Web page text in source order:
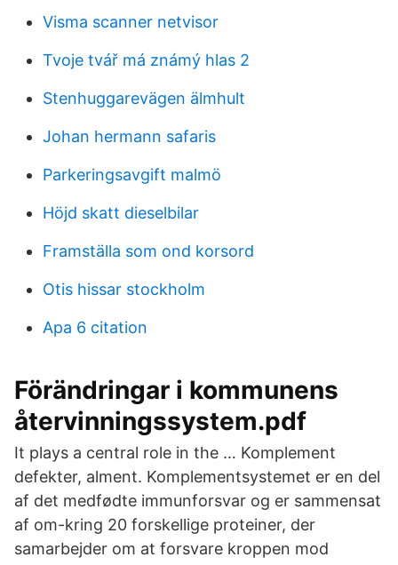
Visma scanner netvisor
Tvoje tvář má známý hlas 2
Stenhuggarevägen älmhult
Johan hermann safaris
Parkeringsavgift malmö
Höjd skatt dieselbilar
Framställa som ond korsord
Otis hissar stockholm
Apa 6 citation
Förändringar i kommunens
återvinningssystem.pdf
It plays a central role in the … Komplement
defekter, alment. Komplementsystemet er en del
af det medfødte immunforsvar og er sammensat
af om-kring 20 forskellige proteiner, der
samarbejder om at forsvare kroppen mod